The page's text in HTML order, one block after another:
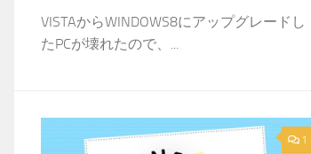
VISTAからWINDOWS8にアップグレードし
たPCが壊れたので、...
1